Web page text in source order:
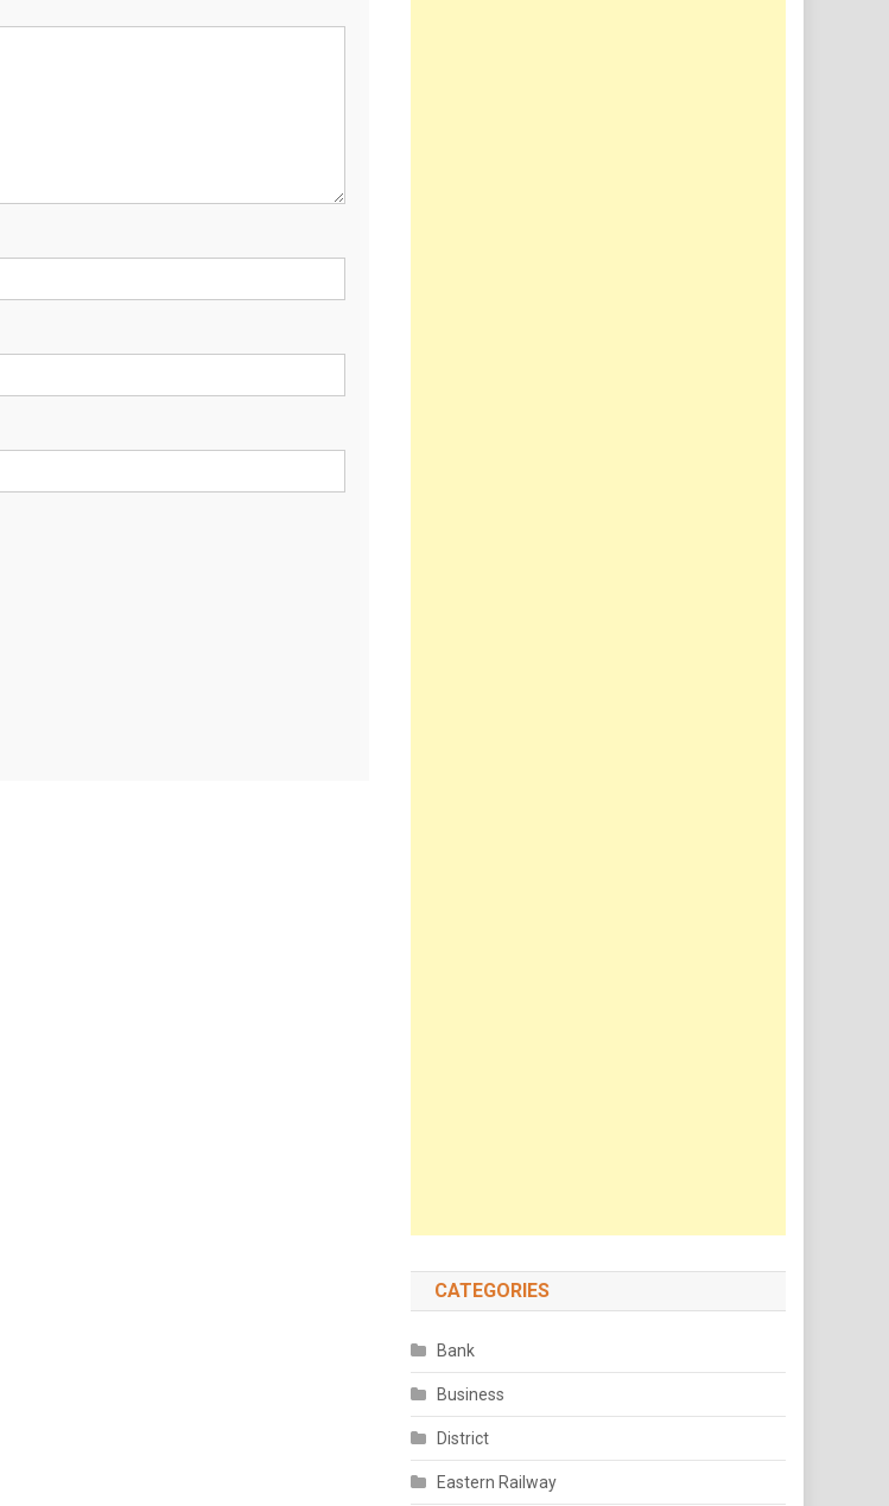
CATEGORIES
Bank
Business
District
Eastern Railway